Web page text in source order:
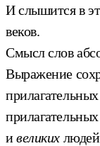
И слышится в
веков.
Смысл слов
Выражение
ивеликих